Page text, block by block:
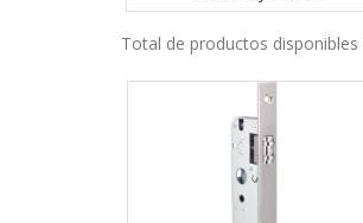
Total de productos disponibles